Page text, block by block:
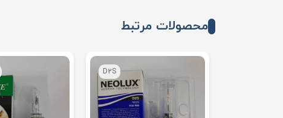
محصولات مرتبط
D2S